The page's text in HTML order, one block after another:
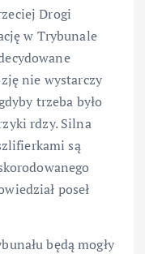
Drogi
w Trybunale
nie wystarczy
trzeba było
rdzy. Silna
są
poseł
będą mogły